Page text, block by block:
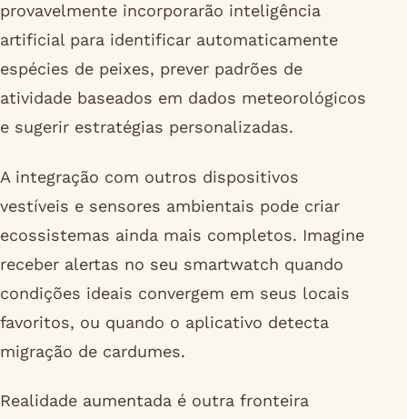
provavelmente incorporarão inteligência
artificial para identificar automaticamente
espécies de peixes, prever padrões de
atividade baseados em dados meteorológicos
e sugerir estratégias personalizadas.
A integração com outros dispositivos
vestíveis e sensores ambientais pode criar
ecossistemas ainda mais completos. Imagine
receber alertas no seu smartwatch quando
condições ideais convergem em seus locais
favoritos, ou quando o aplicativo detecta
migração de cardumes.
Realidade aumentada é outra fronteira